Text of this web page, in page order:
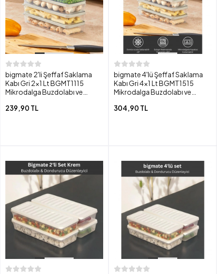
bigmate 2'li Şeffaf Saklama
Kabı Gri 2x1 Lt BGMT1115
Mikrodalga Buzdolabı ve
239,90 TL
bigmate 4'lü Şeffaf Saklama
Kabı Gri 4x1 Lt BGMT1515
Mikrodalga Buzdolabı ve
304,90 TL